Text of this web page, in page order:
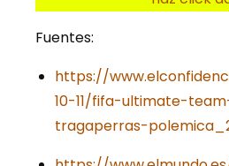
Fuentes:
https://
10-11/fifa-ultimate-
tragaperras-